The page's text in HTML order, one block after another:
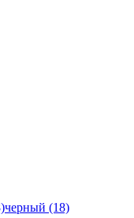
черный (18)